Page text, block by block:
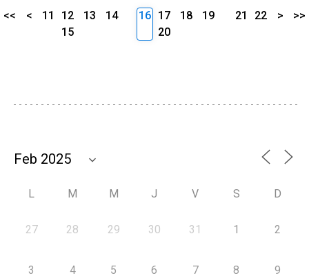
<< < 11 12 13
14
15
16 17 18
19
20
21 22 > >>
L M M J V S D
27 28 29 30 31 1 2
3 4 5 6 7 8 9